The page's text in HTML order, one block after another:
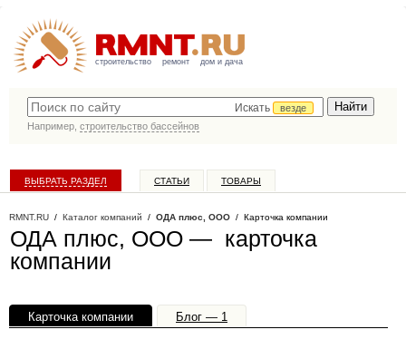
строительство ремонт дом и дача
Искать
везде
Например, строительство бассейнов
ВЫБРАТЬ РАЗДЕЛ СТАТЬИ ТОВАРЫ
RMNT.RU / Каталог компаний / ОДА плюс, ООО / Карточка компании
ОДА плюс, ООО — карточка
компании
Карточка компании
Блог — 1